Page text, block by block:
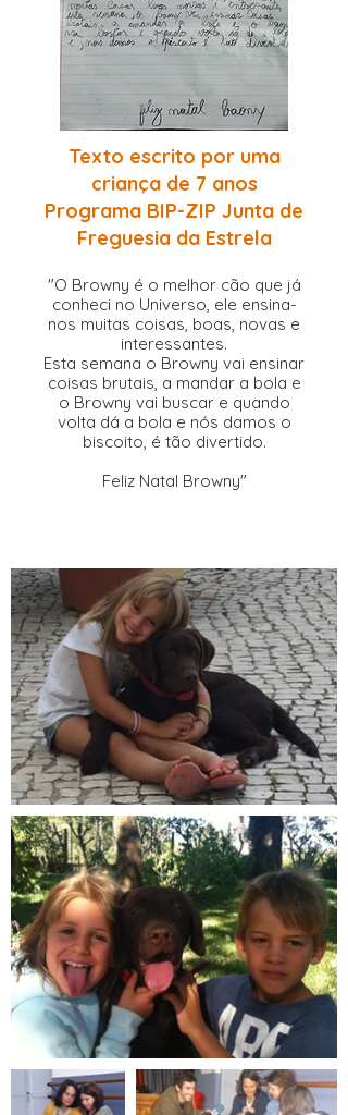
Texto escrito por uma
criança de 7 anos
Programa BIP-ZIP Junta de
Freguesia da Estrela
"O Browny é o melhor cão que já
conheci no Universo, ele ensina-
nos muitas coisas, boas, novas e
interessantes.
Esta semana o Browny vai ensinar
coisas brutais, a mandar a bola e
o Browny vai buscar e quando
volta dá a bola e nós damos o
biscoito, é tão divertido.
Feliz Natal Browny"